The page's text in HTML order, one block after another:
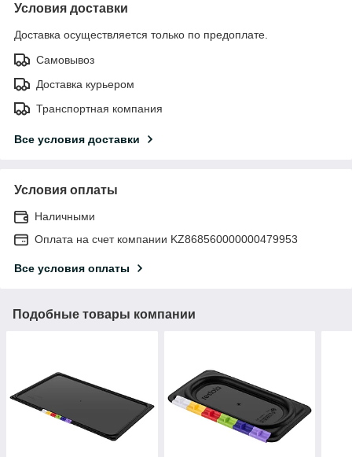
Условия доставки
Доставка осуществляется только по предоплате.
Самовывоз
Доставка курьером
Транспортная компания
Все условия доставки
Условия оплаты
Наличными
Оплата на счет компании KZ868560000000479953
Все условия оплаты
Подобные товары компании